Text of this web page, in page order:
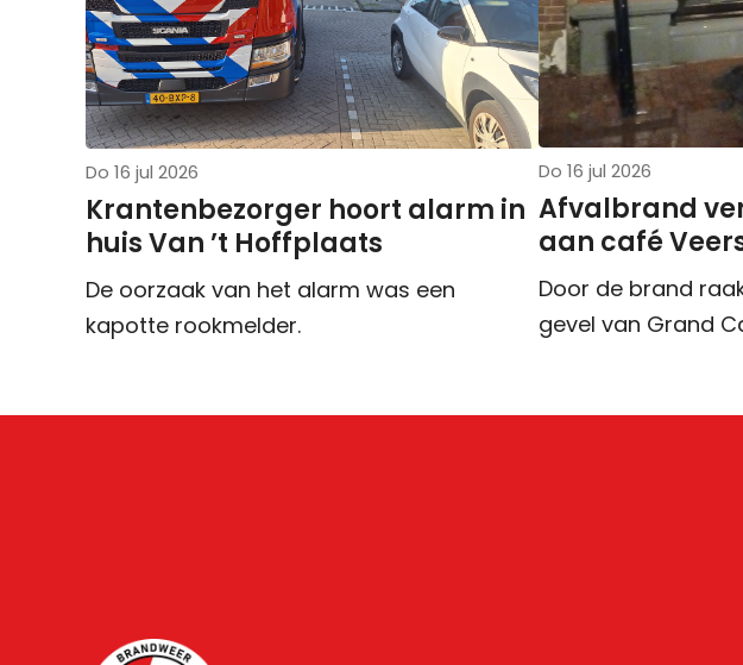
Do 16 jul 2026
Krantenbezorger hoort alarm in
huis Van ’t Hoffplaats
De oorzaak van het alarm was een
kapotte rookmelder.
Do 16 jul 2026
Afvalbrand
aan café
Door de brand
gevel van Grand